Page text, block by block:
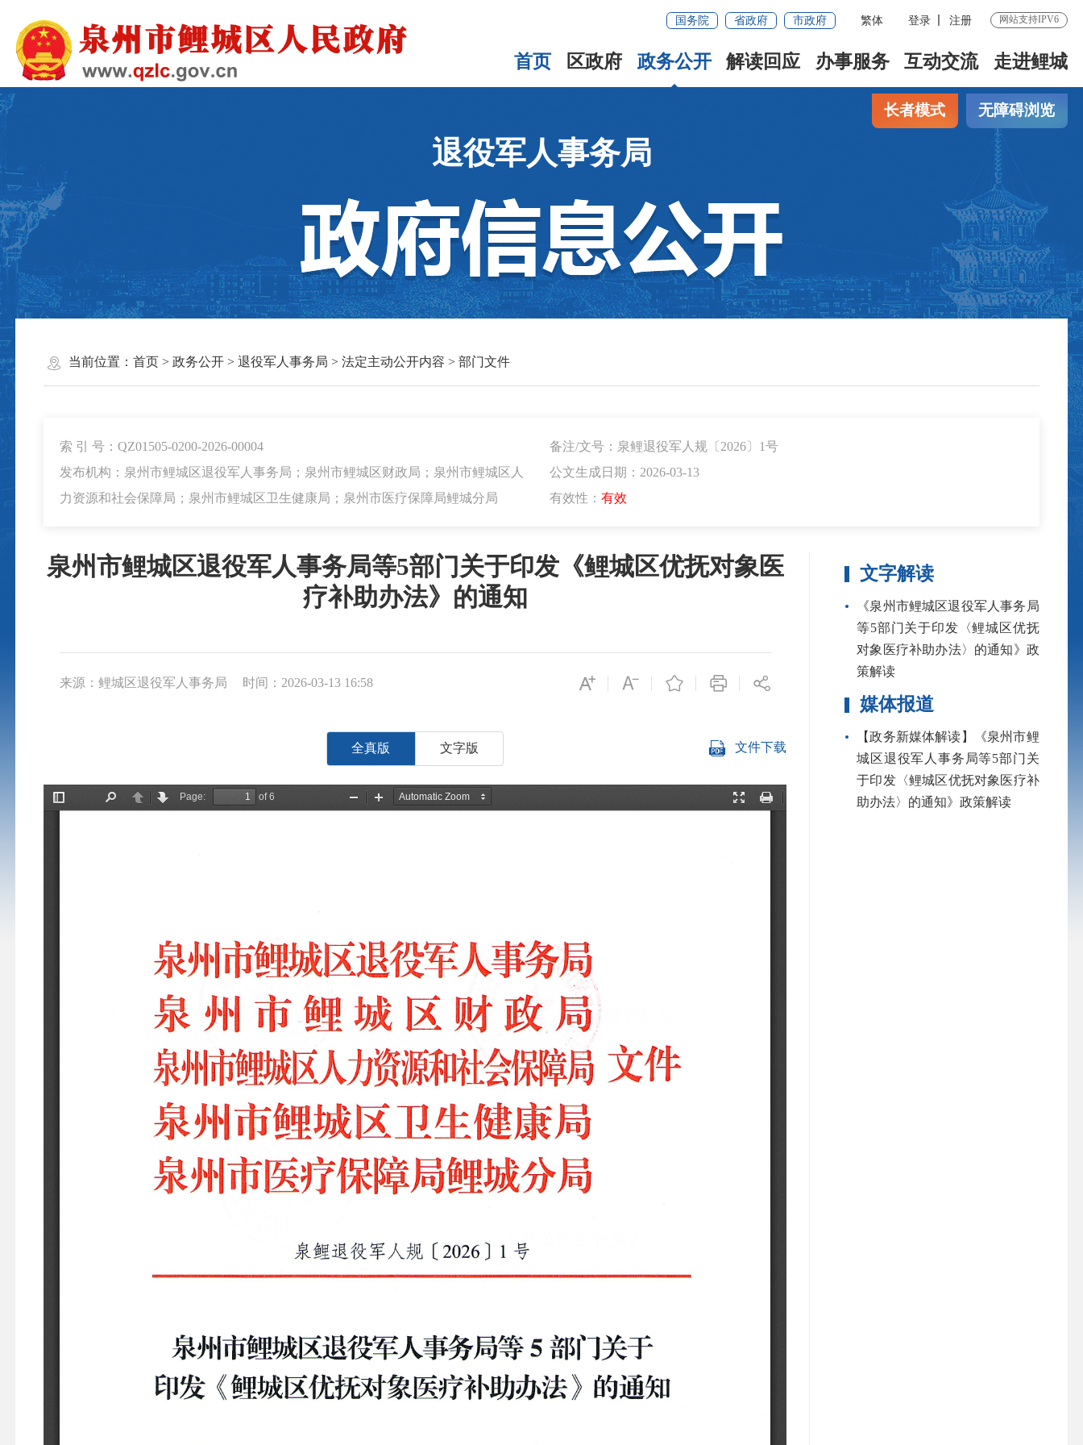
国务院 省政府 市政府 繁体 登录 注册 网站支持IPV6
首页 区政府 政务公开 解读回应 办事服务 互动交流 走进鲤城
长者模式 无障碍浏览
退役军人事务局
当前位置： 首页> 政务公开> 退役军人事务局 > 法定主动公开内容 > 部门文件
索 引 号：QZ01505-0200-2026-00004
备注/文号：泉鲤退役军人规〔2026〕1号
发布机构：泉州市鲤城区退役军人事务局；泉州市鲤城区财政局；泉州市鲤城区人
力资源和社会保障局；泉州市鲤城区卫生健康局；泉州市医疗保障局鲤城分局
公文生成日期：2026-03-13
有效性： 有效
泉州市鲤城区退役军人事务局等5部门关于印发《鲤城区优抚对象医
疗补助办法》的通知
来源：鲤城区退役军人事务局 时间：2026-03-13 16:58
全真版 文字版 文件下载
文字解读
《泉州市鲤城区退役军人事务局
等5部门关于印发〈鲤城区优抚
对象医疗补助办法〉的通知》政
策解读
媒体报道
【政务新媒体解读】《泉州市鲤
城区退役军人事务局等5部门关
于印发〈鲤城区优抚对象医疗补
助办法〉的通知》政策解读